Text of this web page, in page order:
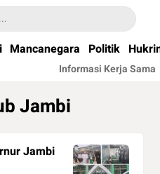
Mancanegara Politik
Informasi Kerja Sama
Jambi
Jambi